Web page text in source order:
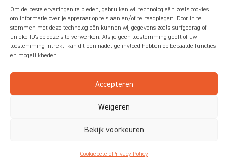
Om de beste ervaringen te bieden, gebruiken wij technologieën zoals cookies
om informatie over je apparaat op te slaan en/of te raadplegen. Door in te
stemmen met deze technologieën kunnen wij gegevens zoals surfgedrag of
unieke ID's op deze site verwerken. Als je geen toestemming geeft of uw
toestemming intrekt, kan dit een nadelige invloed hebben op bepaalde functies
en mogelijkheden.
Accepteren
Weigeren
Bekijk voorkeuren
CookiebeleidPrivacy Policy
6365 ET Schinnen
046 – 4752585
Disclaimer